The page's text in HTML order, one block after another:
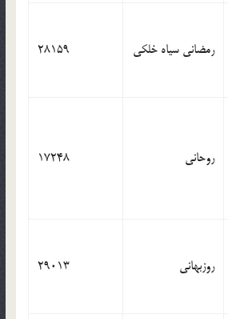
رمضانی سیاه خلکی 28159
روحانی 17248
روزبهانی 29013